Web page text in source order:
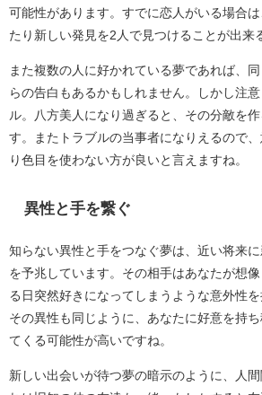
可能性があります。すでに恋人がいる場合
たり新しい発見を2人で見つけることが出来
また複数の人に好かれている夢であれば、
らの告白もあるかもしれません。しかし注
ル。八方美人になり過ぎると、その分敵を
す。またトラブルの当事者になりえるので
り色目を使わない方が良いと言えますね。
異性と手を繋ぐ
知らない異性と手をつなぐ夢は、近い将来
を予兆しています。その相手はあなたが想
る日突然好きになってしまうような意外性
その異性も同じように、あなたに好意を持
てくる可能性が高いですね。
新しい出会いが待つ夢の暗示のように、人